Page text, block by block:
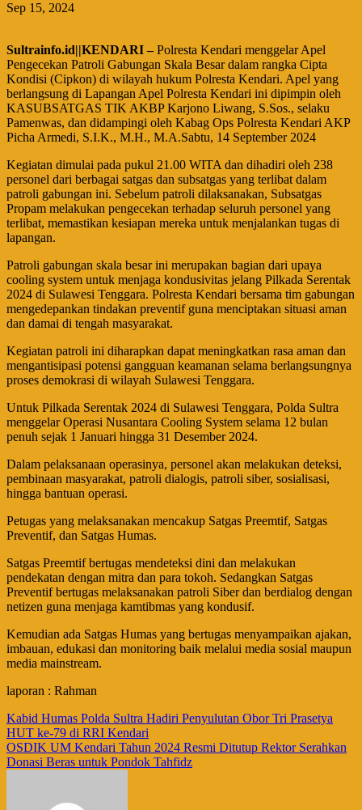
Sep 15, 2024
Sultrainfo.id||KENDARI –Polresta Kendari menggelar Apel
Pengecekan Patroli Gabungan Skala Besar dalam rangka Cipta
Kondisi (Cipkon) di wilayah hukum Polresta Kendari. Apel yang
berlangsung di Lapangan Apel Polresta Kendari ini dipimpin oleh
KASUBSATGAS TIK AKBP Karjono Liwang, S.Sos., selaku
Pamenwas, dan didampingi oleh Kabag Ops Polresta Kendari AKP
Picha Armedi, S.I.K., M.H., M.A.Sabtu, 14 September 2024
Kegiatan dimulai pada pukul 21.00 WITA dan dihadiri oleh 238
personel dari berbagai satgas dan subsatgas yang terlibat dalam
patroli gabungan ini. Sebelum patroli dilaksanakan, Subsatgas
Propam melakukan pengecekan terhadap seluruh personel yang
terlibat, memastikan kesiapan mereka untuk menjalankan tugas di
lapangan.
Patroli gabungan skala besar ini merupakan bagian dari upaya
cooling system untuk menjaga kondusivitas jelang Pilkada Serentak
2024 di Sulawesi Tenggara. Polresta Kendari bersama tim gabungan
mengedepankan tindakan preventif guna menciptakan situasi aman
dan damai di tengah masyarakat.
Kegiatan patroli ini diharapkan dapat meningkatkan rasa aman dan
mengantisipasi potensi gangguan keamanan selama berlangsungnya
proses demokrasi di wilayah Sulawesi Tenggara.
Untuk Pilkada Serentak 2024 di Sulawesi Tenggara, Polda Sultra
menggelar Operasi Nusantara Cooling System selama 12 bulan
penuh sejak 1 Januari hingga 31 Desember 2024.
Dalam pelaksanaan operasinya, personel akan melakukan deteksi,
pembinaan masyarakat, patroli dialogis, patroli siber, sosialisasi,
hingga bantuan operasi.
Petugas yang melaksanakan mencakup Satgas Preemtif, Satgas
Preventif, dan Satgas Humas.
Satgas Preemtif bertugas mendeteksi dini dan melakukan
pendekatan dengan mitra dan para tokoh. Sedangkan Satgas
Preventif bertugas melaksanakan patroli Siber dan berdialog dengan
netizen guna menjaga kamtibmas yang kondusif.
Kemudian ada Satgas Humas yang bertugas menyampaikan ajakan,
imbauan, edukasi dan monitoring baik melalui media sosial maupun
media mainstream.
laporan : Rahman
Navigasi
pos
Kabid Humas Polda Sultra Hadiri Penyulutan Obor Tri Prasetya
HUT ke-79 di RRI Kendari
OSDIK UM Kendari Tahun 2024 Resmi Ditutup Rektor Serahkan
Donasi Beras untuk Pondok Tahfidz